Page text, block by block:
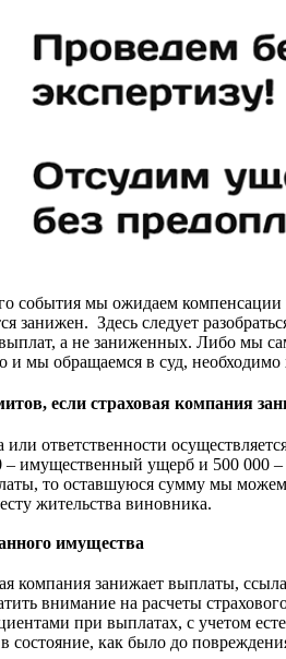
события мы ожидаем
занижен. Здесь следует
а не заниженных. Либо мы
и мы обращаемся в суд,
если страховая компания
или ответственности
– имущественный ущерб и 500 000
то оставшуюся сумму мы
жительства виновника.
имущества
компания занижает выплаты,
внимание на расчеты
при выплатах, с учетом
состояние, как было до